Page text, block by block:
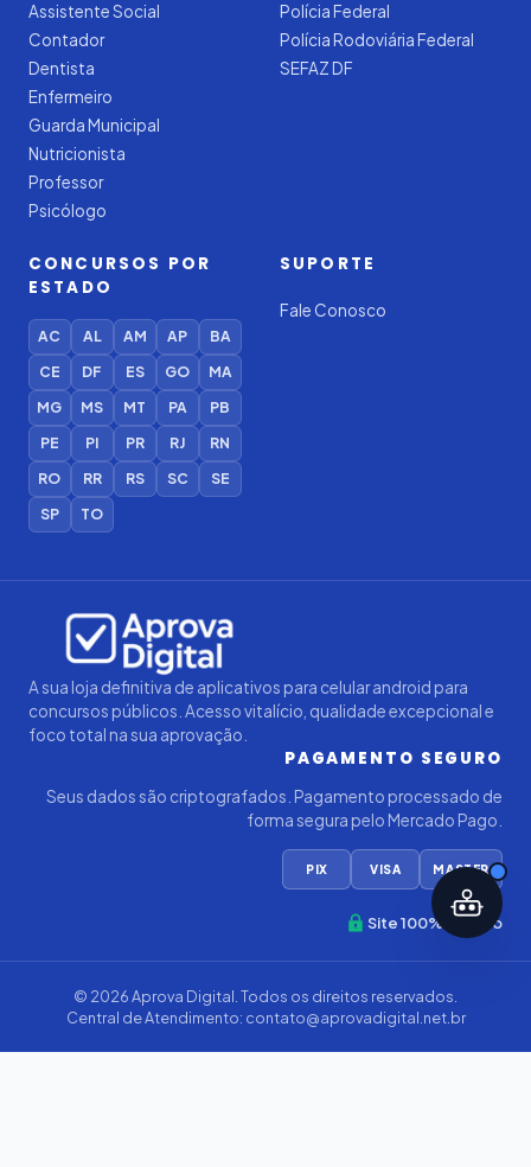
Assistente Social
Contador
Dentista
Enfermeiro
Guarda Municipal
Nutricionista
Professor
Psicólogo
Polícia Federal
Polícia Rodoviária Federal
SEFAZ DF
CONCURSOS POR
ESTADO
AC AL AM AP
BA
CE
DF ES GO
MA
MG
MS MT PA
PB
PE
PI PR RJ
RN
RO
RR RS SC
SE
SP
TO
SUPORTE
Fale Conosco
A sua loja definitiva de aplicativos para celular android para
concursos públicos. Acesso vitalício, qualidade excepcional e
foco total na sua aprovação.
PAGAMENTO SEGURO
Seus dados são criptografados. Pagamento processado de
forma segura pelo Mercado Pago.
PIX VISA MASTER
Site 100% Seguro
© 2026Aprova Digital . Todos os direitos reservados.
Central de Atendimento: contato@aprovadigital.net.br